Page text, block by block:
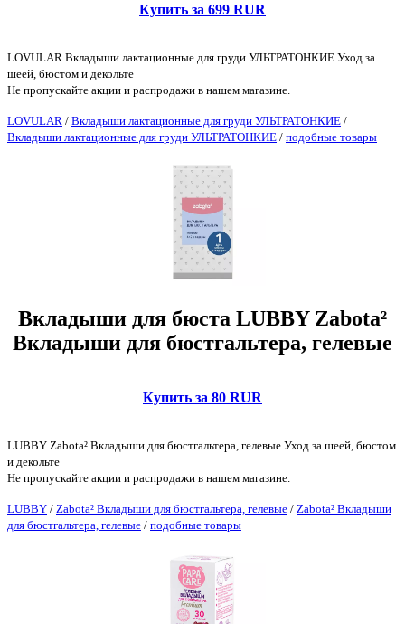
Купить за 699 RUR
LOVULAR Вкладыши лактационные для груди УЛЬТРАТОНКИЕ Уход за
шеей, бюстом и декольте
Не пропускайте акции и распродажи в нашем магазине.
LOVULAR / Вкладыши лактационные для груди УЛЬТРАТОНКИЕ /
Вкладыши лактационные для груди УЛЬТРАТОНКИЕ / подобные товары
Вкладыши для бюста LUBBY Zabota²
Вкладыши для бюстгальтера, гелевые
Купить за 80 RUR
LUBBY Zabota² Вкладыши для бюстгальтера, гелевые Уход за шеей, бюстом
и декольте
Не пропускайте акции и распродажи в нашем магазине.
LUBBY / Zabota² Вкладыши для бюстгальтера, гелевые / Zabota² Вкладыши
для бюстгальтера, гелевые / подобные товары